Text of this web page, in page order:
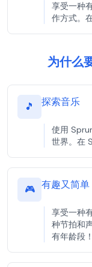
享受一种
作方式。
为什么
🎵 探索音乐
使用
世界。在
🎮 有趣又简单
享受一种
种节拍和
有年龄段！